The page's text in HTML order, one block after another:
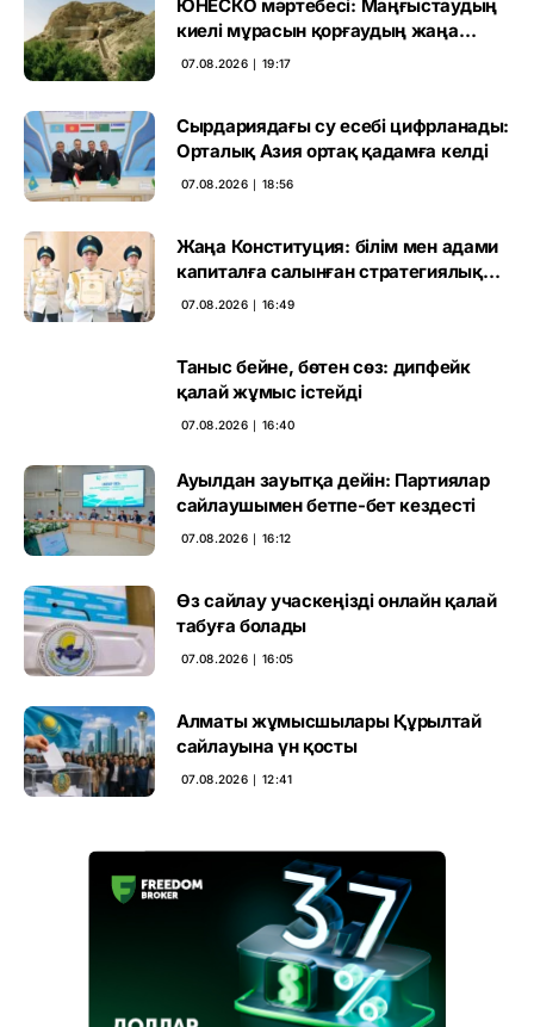
ЮНЕСКО мәртебесі: Маңғыстаудың
киелі мұрасын қорғаудың жаңа
кезеңі басталды
07.08.2026 ∣ 19:17
Сырдариядағы су есебі цифрланады:
Орталық Азия ортақ қадамға келді
07.08.2026 ∣ 18:56
Жаңа Конституция: білім мен адами
капиталға салынған стратегиялық
негіз
07.08.2026 ∣ 16:49
Таныс бейне, бөтен сөз: дипфейк
қалай жұмыс істейді
07.08.2026 ∣ 16:40
Ауылдан зауытқа дейін: Партиялар
сайлаушымен бетпе-бет кездесті
07.08.2026 ∣ 16:12
Өз сайлау учаскеңізді онлайн қалай
табуға болады
07.08.2026 ∣ 16:05
Алматы жұмысшылары Құрылтай
сайлауына үн қосты
07.08.2026 ∣ 12:41